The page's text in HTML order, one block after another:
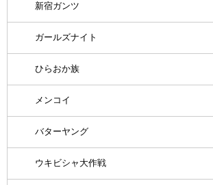
新宿ガンツ
ガールズナイト
ひらおか族
メンコイ
バターヤング
ウキビシャ大作戦